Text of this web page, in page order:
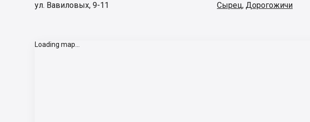
ул. Вавиловых, 9-11 Сырец, Дорогожичи
Loading map...